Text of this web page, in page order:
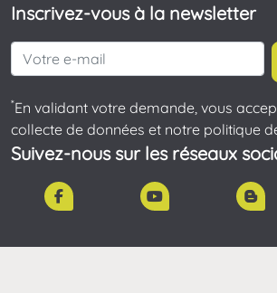
Inscrivez-vous à la newsletter
*En validant votre demande, vous
collecte de données et notre politique
Suivez-nous sur les réseaux